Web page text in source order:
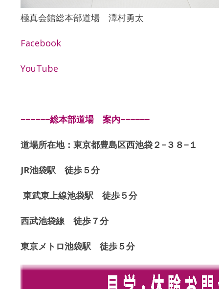
極真会館総本部道場 澤村勇太
Facebook
YouTube
−−−−−−総本部道場 案内−−−−−−
道場所在地：東京都豊島区西池袋２−３８−１
JR池袋駅 徒歩５分
東武東上線池袋駅 徒歩５分
西武池袋線 徒歩７分
東京メトロ池袋駅 徒歩５分